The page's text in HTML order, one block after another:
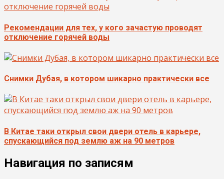
Рекомендации для тех, у кого зачастую проводят
отключение горячей воды
Снимки Дубая, в котором шикарно практически все
В Китае таки открыл свои двери отель в карьере,
спускающийся под землю аж на 90 метров
Навигация по записям